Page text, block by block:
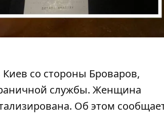
со стороны Броваров,
службы. Женщина
Об этом